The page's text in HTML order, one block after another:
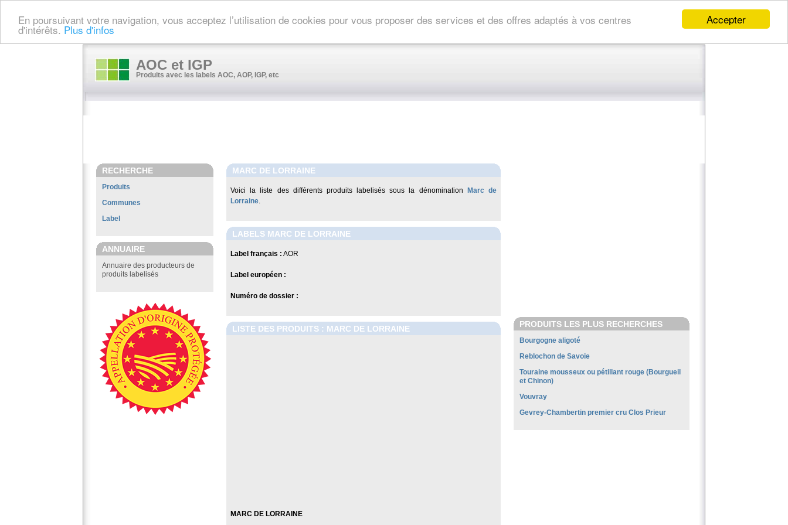
Accepter
En poursuivant votre navigation, vous acceptez l’utilisation de cookies pour vous proposer des services et des offres adaptés à vos centres
d'intérêts. Plus d'infos
AOC et IGP
Produits avec les labels AOC, AOP, IGP, etc
RECHERCHE
Produits
Communes
Label
ANNUAIRE
Annuaire des producteurs de
produits labelisés
MARC DE LORRAINE
Voici la liste des différents produits labelisés sous la dénomination
Marc de
Lorraine.
LABELS MARC DE LORRAINE
Label français : AOR
Label européen :
Numéro de dossier :
LISTE DES PRODUITS : MARC DE LORRAINE
MARC DE LORRAINE
PRODUITS LES PLUS RECHERCHES
Bourgogne aligoté
Reblochon de Savoie
Touraine mousseux ou pétillant rouge (Bourgueil
et Chinon)
Vouvray
Gevrey-Chambertin premier cru Clos Prieur